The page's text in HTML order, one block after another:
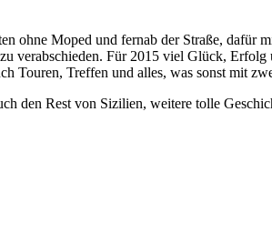
ohne Moped und fernab der Straße, dafür
verabschieden. Für 2015 viel Glück,
Touren, Treffen und alles, was sonst mit
den Rest von Sizilien, weitere tolle